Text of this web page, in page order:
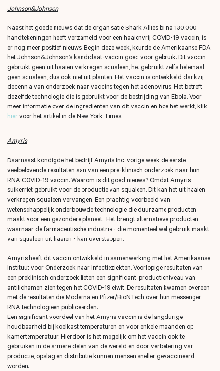
Johnson&Johnson
Naast het goede nieuws dat de organisatie Shark Allies bijna 130.000
handtekeningen heeft verzameld voor een haaienvrij COVID-19 vaccin, is
er nog meer positief nieuws. Begin deze week, keurde de Amerikaanse FDA
het Johnson&Johnson’s kandidaat-vaccin goed voor gebruik. Dit vaccin
gebruikt geen uit haaien verkregen squaleen, het gebruikt zelfs helemaal
geen squaleen, dus ook niet uit planten. Het vaccin is ontwikkeld dankzij
decennia van onderzoek naar vaccins tegen het adenovirus. Het betreft
dezelfde technologie die is gebruikt voor de bestrijding van Ebola. Voor
meer informatie over de ingrediënten van dit vaccin en hoe het werkt, klik
hier voor het artikel in de New York Times.
Amyris
Daarnaast kondigde het bedrijf Amyris Inc. vorige week de eerste
veelbelovende resultaten aan van een pre-klinisch onderzoek naar hun
RNA COVID-19 vaccin. Waarom is dit goed nieuws? Omdat Amyris
suikerriet gebruikt voor de productie van squaleen. Dit kan het uit haaien
verkregen squaleen vervangen. Een prachtig voorbeeld van
wetenschappelijk onderbouwde technologie die duurzame producten
maakt voor een gezondere planeet. Het brengt alternatieve producten
waarnaar de farmaceutische industrie - die momenteel wel gebruik maakt
van squaleen uit haaien - kan overstappen.
Amyris heeft dit vaccin ontwikkeld in samenwerking met het Amerikaanse
Instituut voor Onderzoek naar Infectieziekten. Voorlopige resultaten van
een preklinisch onderzoek lieten een significant productieniveau van
antilichamen zien tegen het COVID-19 eiwit. De resultaten kwamen overeen
met de resultaten die Moderna en Pfizer/BioNTech over hun messenger
RNA technologieën publiceerden.
Een significant voordeel van het Amyris vaccin is de langdurige
houdbaarheid bij koelkast temperaturen en voor enkele maanden op
kamertemperatuur. Hierdoor is het mogelijk om het vaccin ook te
gebruiken in de armere delen van de wereld en door verbetering van
productie, opslag en distributie kunnen mensen sneller gevaccineerd
worden.